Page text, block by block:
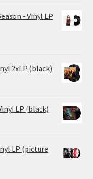
- Vinyl LP
2xLP (black)
LP (black)
LP (picture